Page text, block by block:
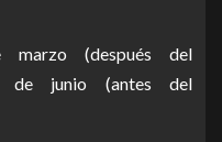
(después del
de junio (antes del